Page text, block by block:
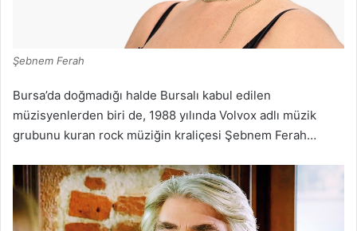
Şebnem Ferah
Bursa’da doğmadığı halde Bursalı kabul edilen
müzisyenlerden biri de, 1988 yılında Volvox adlı müzik
grubunu kuran rock müziğin kraliçesi Şebnem Ferah…